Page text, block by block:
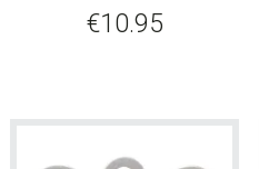
€10.95